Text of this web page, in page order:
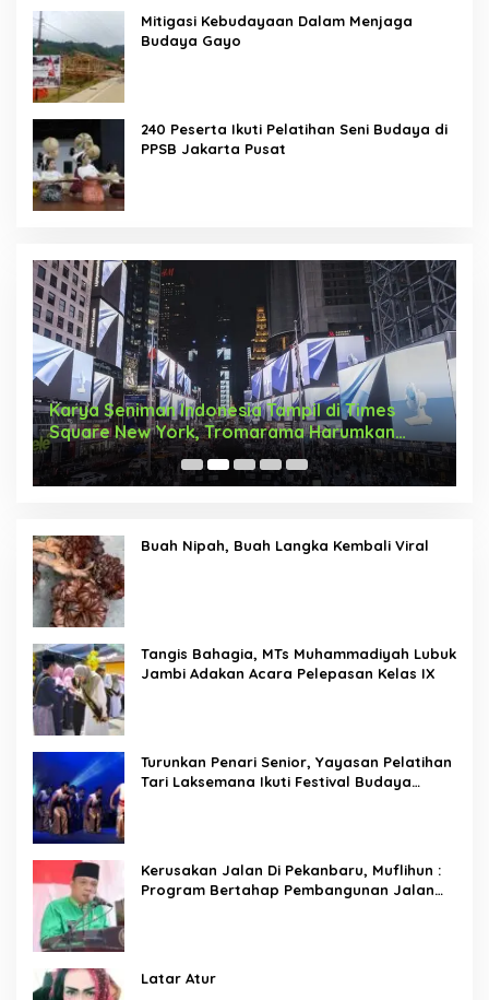
Mitigasi Kebudayaan Dalam Menjaga
Budaya Gayo
240 Peserta Ikuti Pelatihan Seni Budaya di
PPSB Jakarta Pusat
Karya Seniman Indonesia Tampil di Times
Square New York, Tromarama Harumkan
Nama Bangsa
Buah Nipah, Buah Langka Kembali Viral
Tangis Bahagia, MTs Muhammadiyah Lubuk
Jambi Adakan Acara Pelepasan Kelas IX
Turunkan Penari Senior, Yayasan Pelatihan
Tari Laksemana Ikuti Festival Budaya
Kerusakan Jalan Di Pekanbaru, Muflihun :
Program Bertahap Pembangunan Jalan
Latar Atur